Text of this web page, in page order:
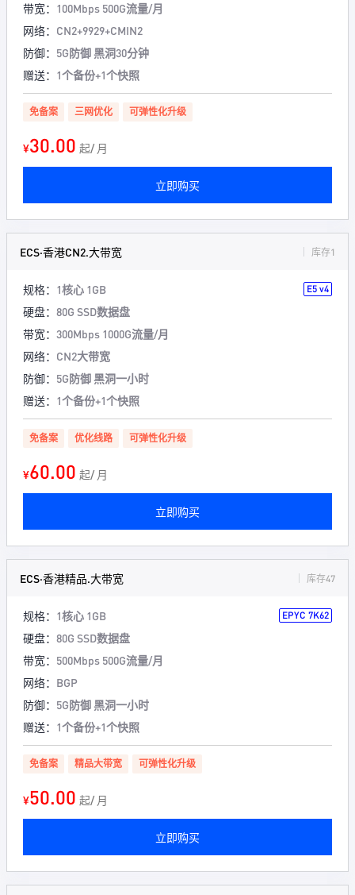
带宽： 100Mbps 500G流量/月
网络： CN2+9929+CMIN2
防御： 5G防御 黑洞30分钟
赠送： 1个备份+1个快照
免备案 三网优化 可弹性化升级
¥30.00 起/ 月
立即购买
ECS·香港CN2.大带宽 库存1
规格： 1核心 1GB E5 v4
硬盘： 80G SSD数据盘
带宽： 300Mbps 1000G流量/月
网络： CN2大带宽
防御： 5G防御 黑洞一小时
赠送： 1个备份+1个快照
免备案 优化线路 可弹性化升级
¥60.00 起/ 月
立即购买
ECS·香港精品.大带宽 库存47
规格： 1核心 1GB EPYC 7K62
硬盘： 80G SSD数据盘
带宽： 500Mbps 500G流量/月
网络： BGP
防御： 5G防御 黑洞一小时
赠送： 1个备份+1个快照
免备案 精品大带宽 可弹性化升级
¥50.00 起/ 月
立即购买